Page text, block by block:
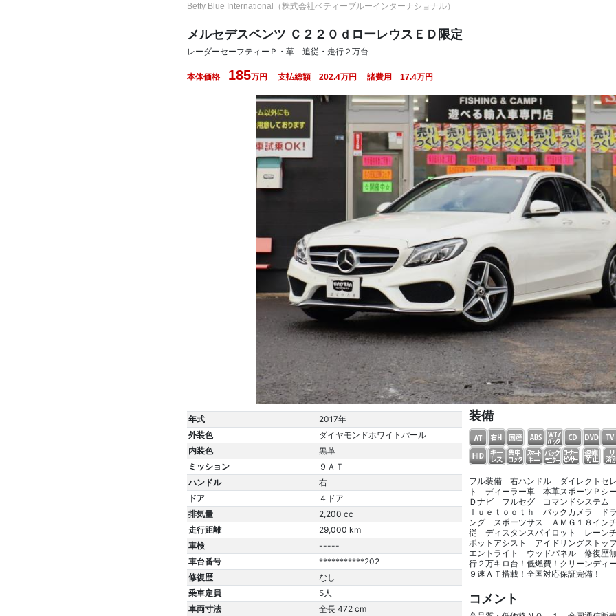
Betty Blue International（株式会社ベティーブルーインターナショナル）
メルセデスベンツ Ｃ２２０ｄローレウスＥＤ限定
レーダーセーフティーＰ・革 追従・走行２万台
本体価格 185万円 支払総額 202.4万円 諸費用 17.4万円
年式
2017年
外装色
ダイヤモンドホワイトパール
内装色
黒革
ミッション
９ＡＴ
ハンドル
右
ドア
４ドア
排気量
2,200 cc
走行距離
29,000 km
車検
-----
車台番号
***********202
修復歴
なし
乗車定員
5人
車両寸法
全長 472 cm
装備
フル装備 右ハンドル ダイレクトセ
ト ディーラー車 本革スポーツＰシ
Ｄナビ フルセグ コマンドシステ
ｌｕｅｔｏｏｔｈ バックカメラ ド
ング スポーツサス ＡＭＧ１８イン
従 ディスタンスパイロット レーン
ポットアシスト アイドリングスト
エントライト ウッドパネル 修復歴
行２万キロ台！低燃費！クリーンディ
９速ＡＴ搭載！全国対応保証完備！
コメント